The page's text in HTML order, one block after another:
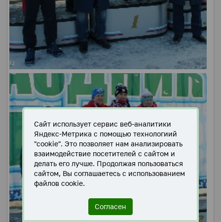
Сайт использует сервис веб-аналитики
Яндекс-Метрика с помощью технологиий
"cookie". Это позволяет нам анализировать
взаимодействие посетителей с сайтом и
делать его лучше. Продолжая пользоваться
сайтом, Вы соглашаетесь с использованием
файлов cookie.
Согласен